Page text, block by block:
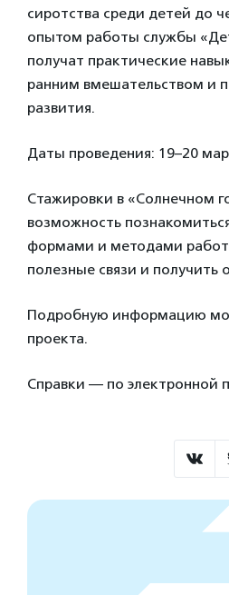
сиротства среди детей до
опытом работы службы
получат практические
ранним вмешательством и
развития.
Даты проведения: 19–20
Стажировки в «Солнечном
возможность
формами и методами
полезные связи и получить
Подробную информацию
проекта.
Справки — по электронной